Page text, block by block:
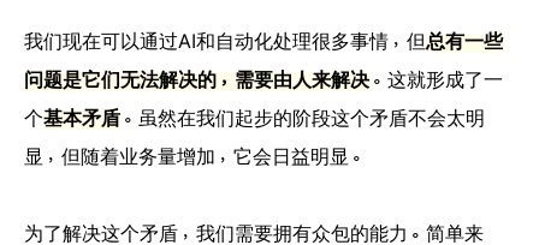
我们现在可以通过AI和自动化处理很多事情，但总有一些
问题是它们无法解决的，需要由人来解决 。这就形成了一
个基本矛盾 。虽然在我们起步的阶段这个矛盾不会太明
显，但随着业务量增加，它会日益明显。
为了解决这个矛盾，我们需要拥有众包的能力。简单来